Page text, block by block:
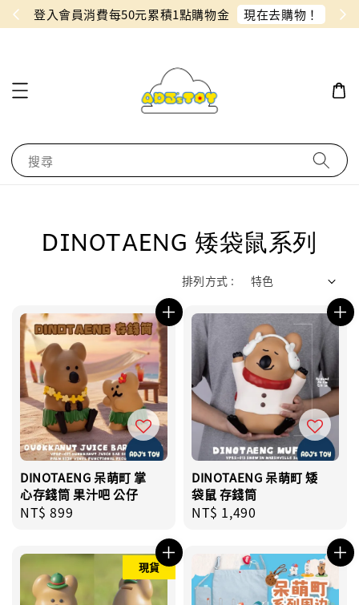
1點購物金 現在去購物！ 同月份預購單免費合併！只
搜尋
DINOTAENG 矮袋鼠系列
排列方式 :
DINOTAENG 呆萌町 掌
心存錢筒 果汁吧 公仔
Regular
NT$ 899
DINOTAENG 呆萌町 矮
袋鼠 存錢筒
Regular
NT$ 1,490
現貨